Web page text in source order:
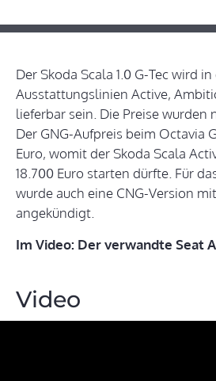
Der Skoda Scala 1.0 G-Tec wird
Ausstattungslinien Active,
lieferbar sein. Die Preise wurden
Der GNG-Aufpreis beim Octavia
Euro, womit der Skoda Scala
18.700 Euro starten dürfte. Für
wurde auch eine CNG-Version
angekündigt.
Im Video: Der verwandte Seat
Video